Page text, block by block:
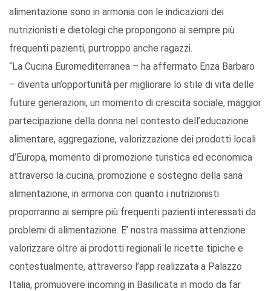
alimentazione sono in armonia con le indicazioni dei
nutrizionisti e dietologi che propongono ai sempre più
frequenti pazienti, purtroppo anche ragazzi.
“La Cucina Euromediterranea – ha affermato Enza Barbaro
– diventa un’opportunità per migliorare lo stile di vita delle
future generazioni, un momento di crescita sociale, maggior
partecipazione della donna nel contesto dell’educazione
alimentare, aggregazione, valorizzazione dei prodotti locali
d’Europa, momento di promozione turistica ed economica
attraverso la cucina, promozione e sostegno della sana
alimentazione, in armonia con quanto i nutrizionisti
proporranno ai sempre più frequenti pazienti interessati da
problemi di alimentazione. E’ nostra massima attenzione
valorizzare oltre ai prodotti regionali le ricette tipiche e
contestualmente, attraverso l’app realizzata a Palazzo
Italia, promuovere incoming in Basilicata in modo da far